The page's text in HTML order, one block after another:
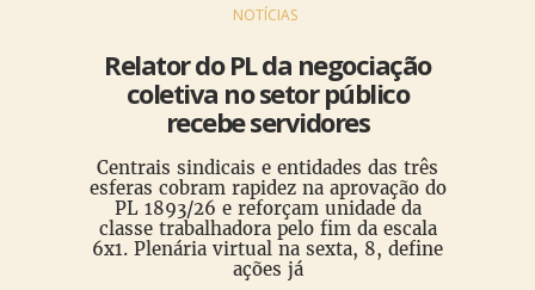
NOTÍCIAS
Relator do PL da negociação
coletiva no setor público
recebe servidores
Centrais sindicais e entidades das três
esferas cobram rapidez na aprovação do
PL 1893/26 e reforçam unidade da
classe trabalhadora pelo fim da escala
6x1. Plenária virtual na sexta, 8, define
ações já